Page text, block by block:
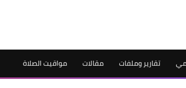
تقارير وملفات مقالات مواقيت الصلاة